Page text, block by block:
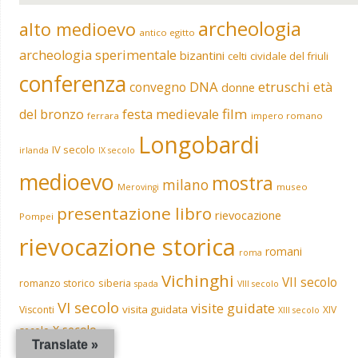
alto medioevo antico egitto archeologia
archeologia sperimentale bizantini celti cividale del friuli
conferenza convegno DNA donne etruschi età
del bronzo ferrara festa medievale film impero romano
irlanda IV secolo IX secolo Longobardi
medioevo Merovingi milano mostra museo
Pompei presentazione libro rievocazione
rievocazione storica roma romani
romanzo storico siberia spada Vichinghi VIII secolo VII secolo
Visconti VI secolo visita guidata visite guidate XIII secolo XIV
secolo X secolo
Translate »